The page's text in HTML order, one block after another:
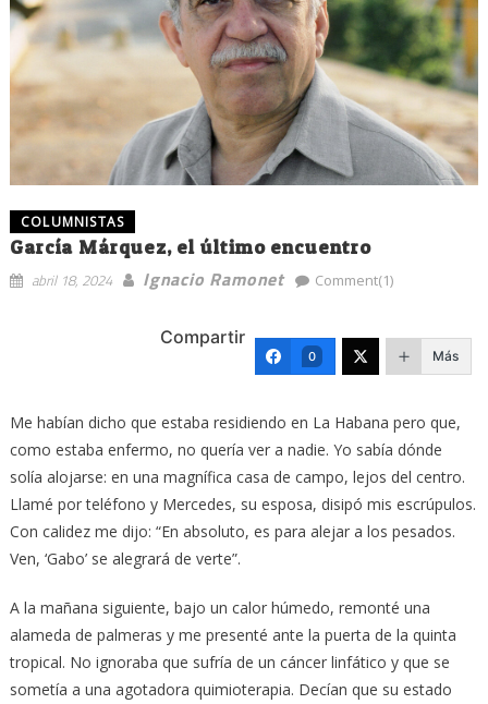
COLUMNISTAS
García Márquez, el último encuentro
abril 18, 2024 Ignacio Ramonet Comment(1)
Compartir
0 Más
Me habían dicho que estaba residiendo en La Habana pero que,
como estaba enfermo, no quería ver a nadie. Yo sabía dónde
solía alojarse: en una magnífica casa de campo, lejos del centro.
Llamé por teléfono y Mercedes, su esposa, disipó mis escrúpulos.
Con calidez me dijo: “En absoluto, es para alejar a los pesados.
Ven, ‘Gabo’ se alegrará de verte”.
A la mañana siguiente, bajo un calor húmedo, remonté una
alameda de palmeras y me presenté ante la puerta de la quinta
tropical. No ignoraba que sufría de un cáncer linfático y que se
sometía a una agotadora quimioterapia. Decían que su estado